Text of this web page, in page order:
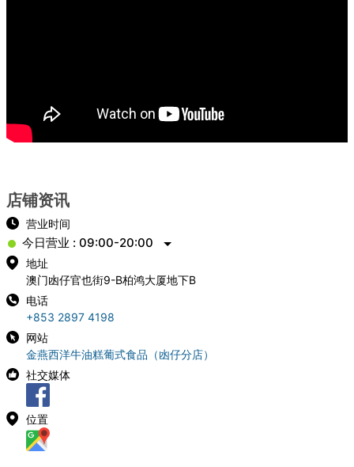
店铺资讯
营业时间
今日营业 : 09:00-20:00
地址
澳门凼仔官也街9-B柏鸿大厦地下B
电话
+853 2897 4198
网站
金燕西洋牛油糕葡式食品（凼仔分店）
社交媒体
位置